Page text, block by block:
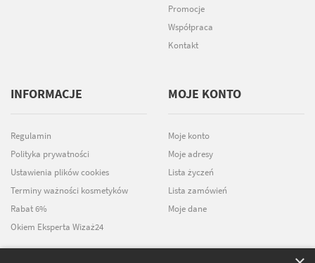
Promocje
Współpraca
Kontakt
INFORMACJE
Regulamin
Polityka prywatności
Ustawienia plików cookies
Terminy ważności kosmetyków
Rabat 6%
Okiem Eksperta Wizaż24
MOJE KONTO
Moje konto
Moje adresy
Lista życzeń
Lista zamówień
Moje dane